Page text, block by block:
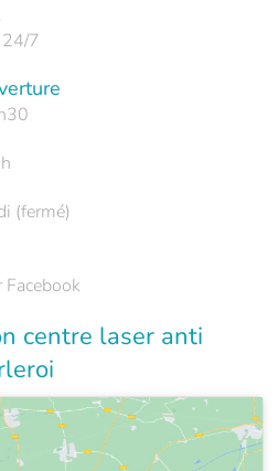
24/7
(fermé)
centre laser anti